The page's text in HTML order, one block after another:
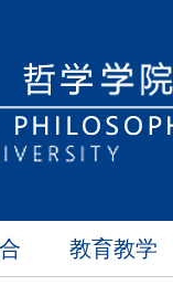
教育教学